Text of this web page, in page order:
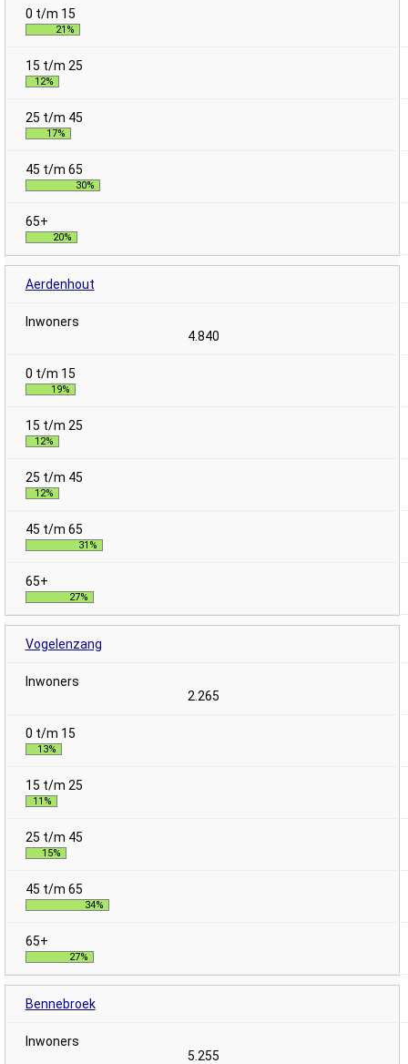
21%
12%
17%
30%
20%
Aerdenhout
4.840
19%
12%
12%
31%
27%
Vogelenzang
2.265
13%
11%
15%
34%
27%
Bennebroek
5.255